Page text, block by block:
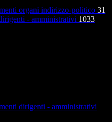
organi indirizzo-politico 31
- amministrativi 1033
dirigenti - amministrativi